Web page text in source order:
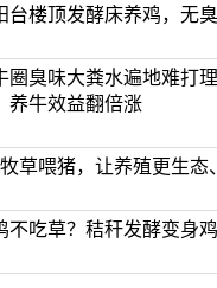
台楼顶发酵床养鸡，无
圈臭味大粪水遍地难打
养牛效益翻倍涨
草喂猪，让养殖更生态
不吃草？秸秆发酵变身